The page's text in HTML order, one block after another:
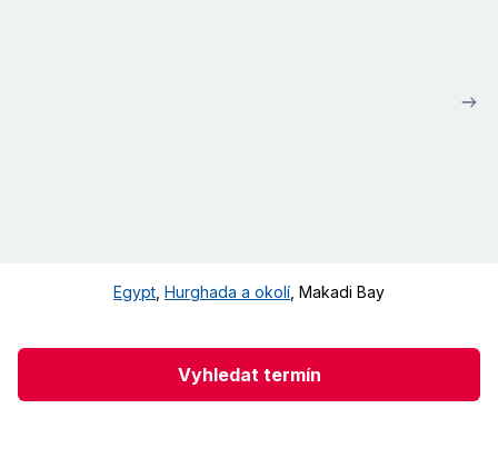
Egypt Hurghada a okolí Makadi Bay
Vyhledat termín